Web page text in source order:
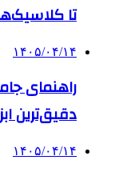
تا
۱۴۰۵/۰۴/۱۴
راهنمای
دقیق‌ترین
۱۴۰۵/۰۴/۱۴